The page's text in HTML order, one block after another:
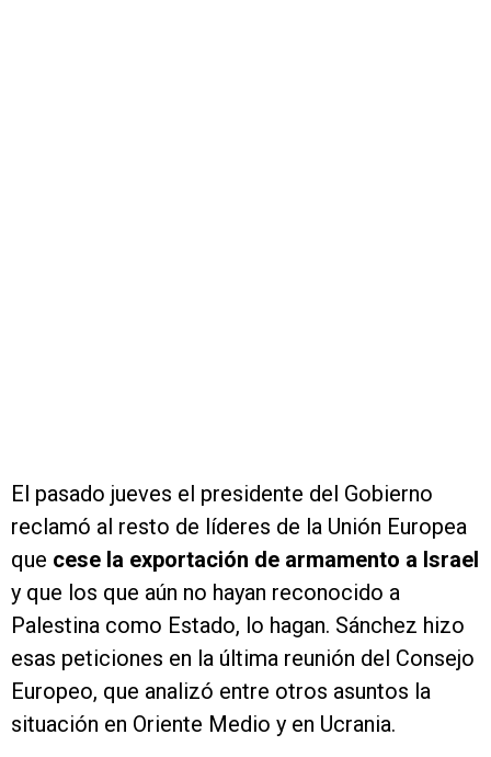
El pasado jueves el presidente del Gobierno
reclamó al resto de líderes de la Unión Europea
que cese la exportación de armamento a Israel
y que los que aún no hayan reconocido a
Palestina como Estado, lo hagan. Sánchez hizo
esas peticiones en la última reunión del Consejo
Europeo, que analizó entre otros asuntos la
situación en Oriente Medio y en Ucrania.